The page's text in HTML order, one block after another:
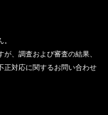
、調査および審査の結果、
正対応に関するお問い合わせ